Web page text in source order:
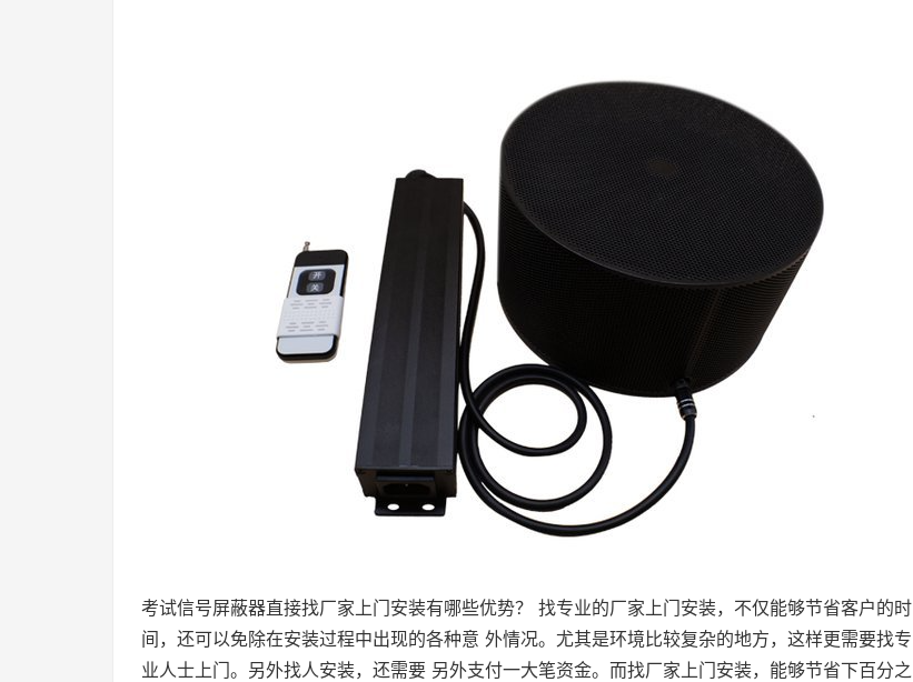
考试信号屏蔽器直接找厂家上门安装有哪些优势？ 找专业的厂家上门安装，不仅能够节省客户的时
间，还可以免除在安装过程中出现的各种意 外情况。尤其是环境比较复杂的地方，这样更需要找专
业人士上门。另外找人安装，还需要 另外支付一大笔资金。而找厂家上门安装，能够节省下百分之